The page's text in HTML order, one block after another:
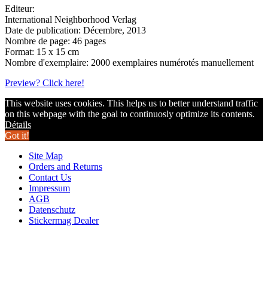
Editeur:
International Neighborhood Verlag
Date de publication: Décembre, 2013
Nombre de page: 46 pages
Format: 15 x 15 cm
Nombre d'exemplaire: 2000 exemplaires numérotés manuellement
Preview? Click here!
This website uses cookies. This helps us to better understand traffic
on this webpage with the goal to continuosly optimize its contents.
Détails
Got it!
Site Map
Orders and Returns
Contact Us
Impressum
AGB
Datenschutz
Stickermag Dealer